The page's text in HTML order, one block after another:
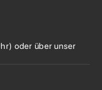
oder überunser